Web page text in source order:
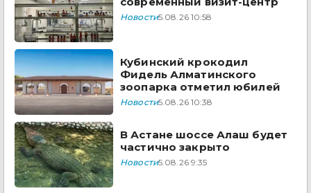
Новости5.08.26 10:58
Кубинский крокодил
Фидель Алматинского
зоопарка отметил юбилей
Новости5.08.26 10:38
В Астане шоссе Алаш будет
частично закрыто
Новости5.08.26 9:35